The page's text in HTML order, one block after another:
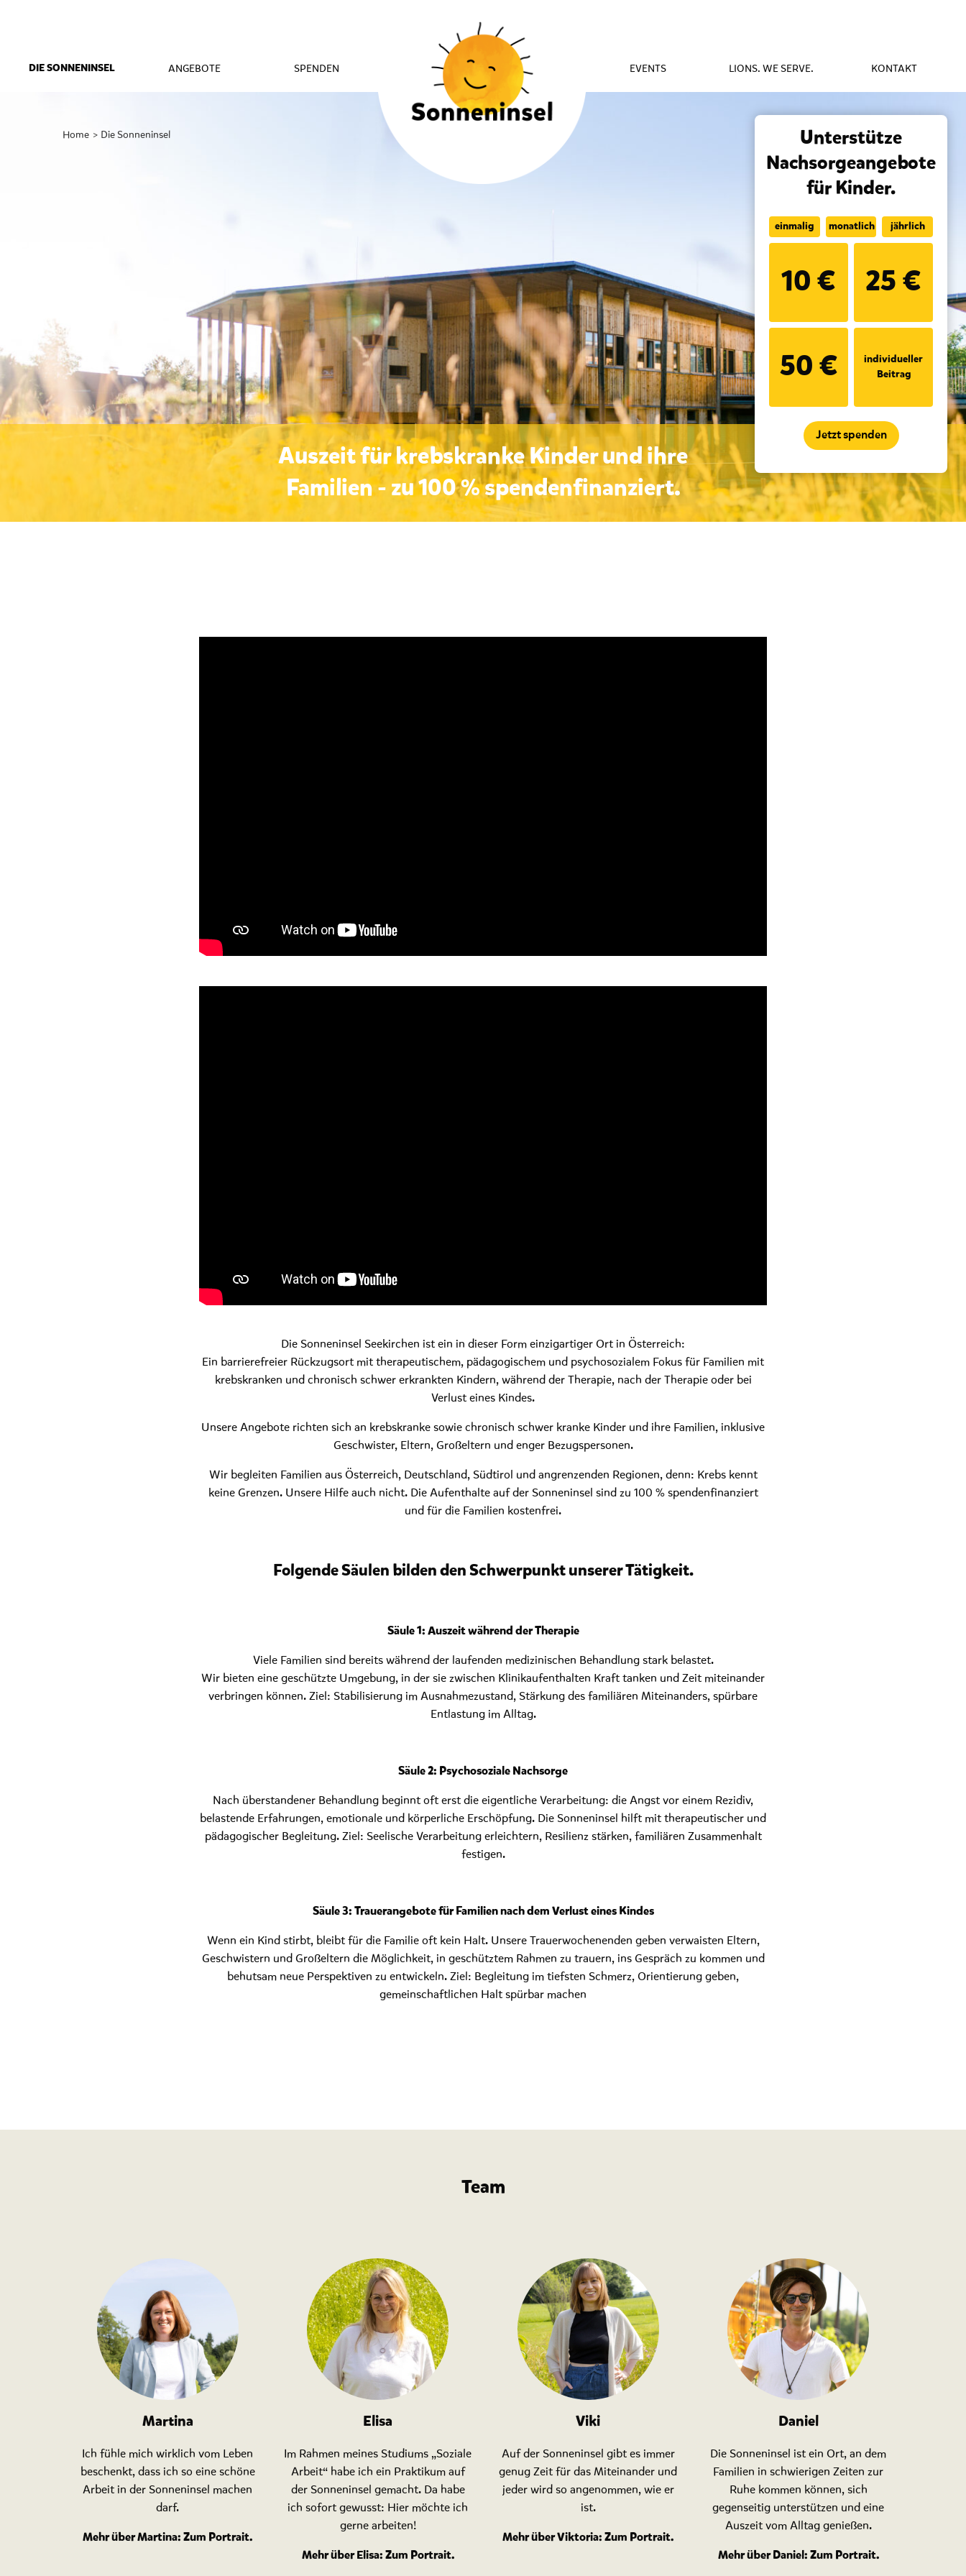
DIE SONNENINSEL ANGEBOTE SPENDEN EVENTS LIONS. WE SERVE. KONTAKT
Home
Gerade
Die Sonneninsel
Auszeit für krebskranke Kinder und ihre
Familien - zu 100 % spendenfinanziert.
Unterstütze
Nachsorgeangebote
für Kinder.
einmalig monatlich jährlich
10 € 25 €
50 €
individueller
Beitrag
Die Sonneninsel Seekirchen ist ein in dieser Form einzigartiger Ort in Österreich:
Ein barrierefreier Rückzugsort mit therapeutischem, pädagogischem und psychosozialem Fokus für Familien mit
krebskranken und chronisch schwer erkrankten Kindern, während der Therapie, nach der Therapie oder bei
Verlust eines Kindes.
Unsere Angebote richten sich an krebskranke sowie chronisch schwer kranke Kinder und ihre Familien, inklusive
Geschwister, Eltern, Großeltern und enger Bezugspersonen.
Wir begleiten Familien aus Österreich, Deutschland, Südtirol und angrenzenden Regionen, denn: Krebs kennt
keine Grenzen. Unsere Hilfe auch nicht. Die Aufenthalte auf der Sonneninsel sind zu 100 % spendenfinanziert
und für die Familien kostenfrei.
Folgende Säulen bilden den Schwerpunkt unserer Tätigkeit.
Säule 1: Auszeit während der Therapie
Viele Familien sind bereits während der laufenden medizinischen Behandlung stark belastet.
Wir bieten eine geschützte Umgebung, in der sie zwischen Klinikaufenthalten Kraft tanken und Zeit miteinander
verbringen können. Ziel: Stabilisierung im Ausnahmezustand, Stärkung des familiären Miteinanders, spürbare
Entlastung im Alltag.
Säule 2: Psychosoziale Nachsorge
Nach überstandener Behandlung beginnt oft erst die eigentliche Verarbeitung: die Angst vor einem Rezidiv,
belastende Erfahrungen, emotionale und körperliche Erschöpfung. Die Sonneninsel hilft mit therapeutischer und
pädagogischer Begleitung. Ziel: Seelische Verarbeitung erleichtern, Resilienz stärken, familiären Zusammenhalt
festigen.
Säule 3: Trauerangebote für Familien nach dem Verlust eines Kindes
Wenn ein Kind stirbt, bleibt für die Familie oft kein Halt. Unsere Trauerwochenenden geben verwaisten Eltern,
Geschwistern und Großeltern die Möglichkeit, in geschütztem Rahmen zu trauern, ins Gespräch zu kommen und
behutsam neue Perspektiven zu entwickeln. Ziel: Begleitung im tiefsten Schmerz, Orientierung geben,
gemeinschaftlichen Halt spürbar machen
Team
Martina
Ich fühle mich wirklich vom Leben
beschenkt, dass ich so eine schöne
Arbeit in der Sonneninsel machen
darf.
Mehr über Martina:Zum Portrait.
Elisa
Im Rahmen meines Studiums „Soziale
Arbeit“ habe ich ein Praktikum auf
der Sonneninsel gemacht. Da habe
ich sofort gewusst: Hier möchte ich
gerne arbeiten!
Mehr über Elisa: Zum Portrait.
Viki
Auf der Sonneninsel gibt es immer
genug Zeit für das Miteinander und
jeder wird so angenommen, wie er
ist.
Mehr über Viktoria:Zum Portrait.
Daniel
Die Sonneninsel ist ein Ort, an dem
Familien in schwierigen Zeiten zur
Ruhe kommen können, sich
gegenseitig unterstützen und eine
Auszeit vom Alltag genießen.
Mehr über Daniel: Zum Portrait.